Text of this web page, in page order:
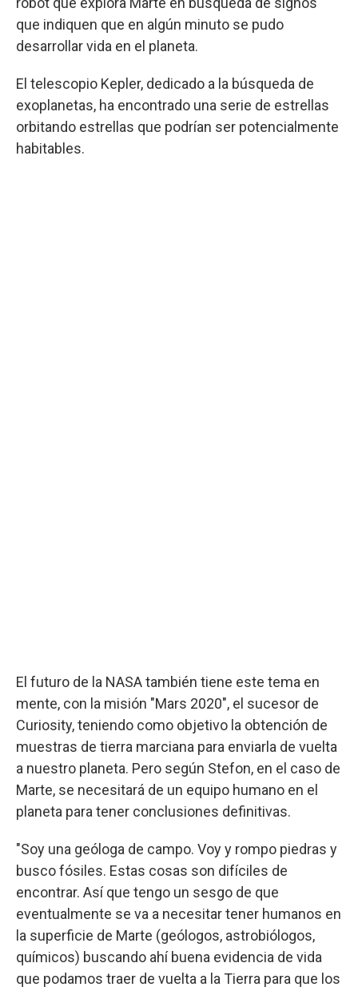
que indiquen que en algún minuto se pudo
desarrollar vida en el planeta.
El telescopio Kepler, dedicado a la búsqueda de
exoplanetas, ha encontrado una serie de estrellas
orbitando estrellas que podrían ser potencialmente
habitables.
El futuro de la NASA también tiene este tema en
mente, con la misión "Mars 2020", el sucesor de
Curiosity, teniendo como objetivo la obtención de
muestras de tierra marciana para enviarla de vuelta
a nuestro planeta. Pero según Stefon, en el caso de
Marte, se necesitará de un equipo humano en el
planeta para tener conclusiones definitivas.
"Soy una geóloga de campo. Voy y rompo piedras y
busco fósiles. Estas cosas son difíciles de
encontrar. Así que tengo un sesgo de que
eventualmente se va a necesitar tener humanos en
la superficie de Marte (geólogos, astrobiólogos,
químicos) buscando ahí buena evidencia de vida
que podamos traer de vuelta a la Tierra para que los